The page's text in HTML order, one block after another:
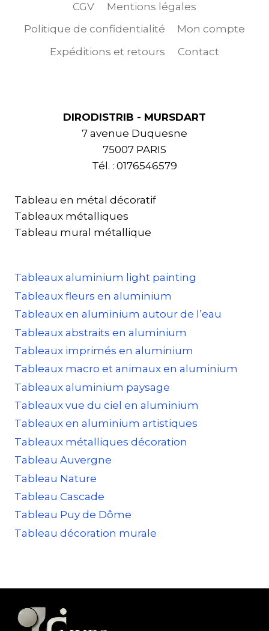
CGV
Mentions légales
Politique de confidentialité
Mon compte
Expéditions et retours
Contact
DIRODISTRIB - MURSDART
7 avenue Duquesne
75007 PARIS
Tél. : 0176546579
Tableau en métal décoratif
Tableaux métalliques
Tableau mural métallique
Tableaux aluminium light painting
Tableaux fleurs en aluminium
Tableaux en aluminium autour de l’eau
Tableaux abstraits en aluminium
Tableaux imprimés en aluminium
Tableaux macro et animaux en aluminium
Tableaux aluminium paysage
Tableaux vue du ciel en aluminium
Tableaux en aluminium artistiques
Tableaux métalliques décoration
Tableau Auvergne
Tableau Nature
Tableau Cascade
Tableau Puy de Dôme
Tableau décoration murale